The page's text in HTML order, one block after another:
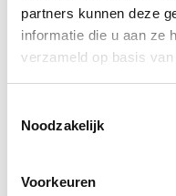
partners kunnen deze
informatie die u aan ze
verzameld op basis
Noodzakelijk
Voorkeuren